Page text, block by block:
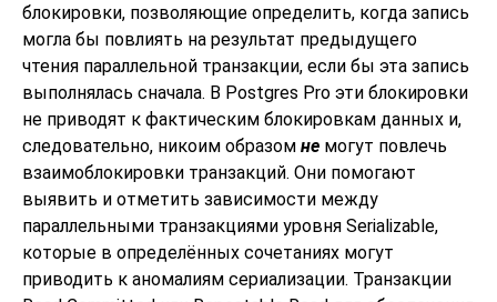
блокировки, позволяющие определить, когда запись
могла бы повлиять на результат предыдущего
чтения параллельной транзакции, если бы эта запись
выполнялась сначала. В Postgres Pro эти блокировки
не приводят к фактическим блокировкам данных и,
следовательно, никоим образом не могут повлечь
взаимоблокировки транзакций. Они помогают
выявить и отметить зависимости между
параллельными транзакциями уровня Serializable,
которые в определённых сочетаниях могут
приводить к аномалиям сериализации. Транзакции